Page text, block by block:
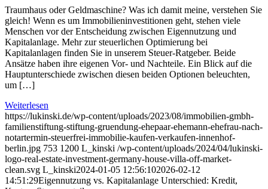
Traumhaus oder Geldmaschine? Was ich damit meine, verstehen Sie
gleich! Wenn es um Immobilieninvestitionen geht, stehen viele
Menschen vor der Entscheidung zwischen Eigennutzung und
Kapitalanlage. Mehr zur steuerlichen Optimierung bei
Kapitalanlagen finden Sie in unserem Steuer-Ratgeber. Beide
Ansätze haben ihre eigenen Vor- und Nachteile. Ein Blick auf die
Hauptunterschiede zwischen diesen beiden Optionen beleuchten,
um […]
Weiterlesen
https://lukinski.de/wp-content/uploads/2023/08/immobilien-gmbh-
familienstiftung-stiftung-gruendung-ehepaar-ehemann-ehefrau-nach-
notartermin-steuerfrei-immobilie-kaufen-verkaufen-innenhof-
berlin.jpg 753 1200 L_kinski /wp-content/uploads/2024/04/lukinski-
logo-real-estate-investment-germany-house-villa-off-market-
clean.svg L_kinski2024-01-05 12:56:102026-02-12
14:51:29Eigennutzung vs. Kapitalanlage Unterschied: Kredit,